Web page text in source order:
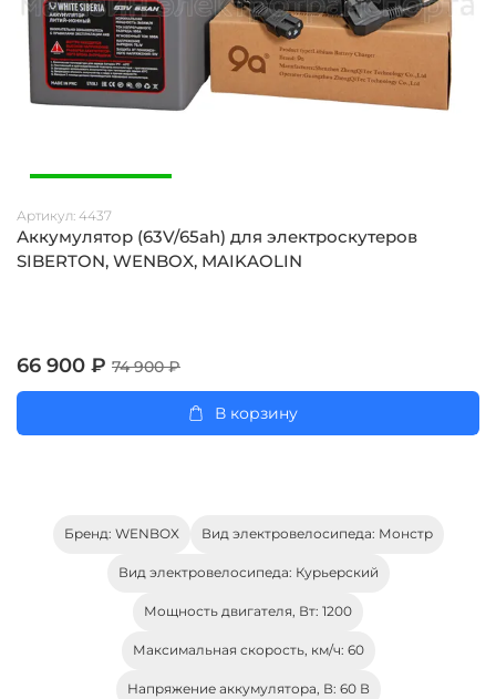
Артикул: 4437
Аккумулятор (63V/65ah) для электроскутеров
SIBERTON, WENBOX, MAIKAOLIN
66 900 ₽ 74 900 ₽
В корзину
Бренд: WENBOX Вид электровелосипеда: Монстр
Вид электровелосипеда: Курьерский
Мощность двигателя, Вт: 1200
Максимальная скорость, км/ч: 60
Напряжение аккумулятора, В: 60 В